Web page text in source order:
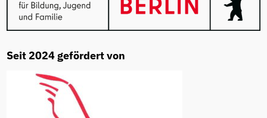
Seit 2024 gefördert von